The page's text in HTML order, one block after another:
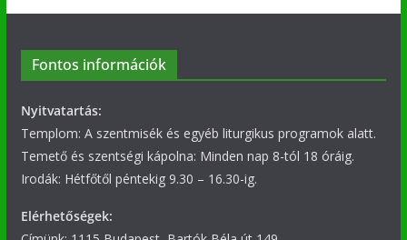
Fontos információk
Nyitvatartás:
Templom: A szentmisék és egyéb liturgikus programok alatt.
Temető és szentségi kápolna: Minden nap 8-tól 18 óráig.
Irodák: Hétfőtől péntekig 9.30 – 16.30-ig.
Elérhetőségek: